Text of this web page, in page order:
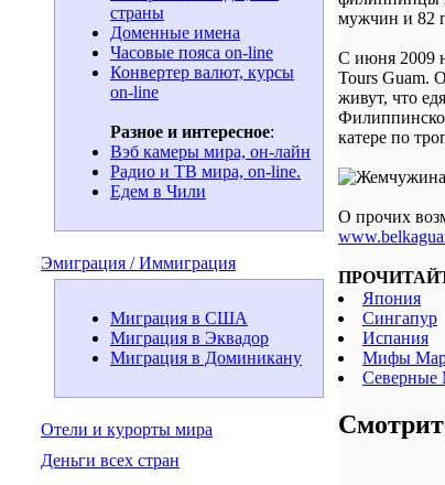
страны
Доменные имена
Часовые пояса on-line
Конвертер валют, курсы
on-line
Разное и интересное:
Вэб камеры мира, он-лайн
Радио и ТВ мира, on-line.
Едем в Чили
Эмиграция / Иммиграция
Миграция в США
Миграция в Эквадор
Миграция в Доминикану
Отели и курорты мира
Деньги всех стран
мужчин и 82
С июня 2009
Tours Guam.
живут, что
катере по
О прочих
Япония
Сингапур
Испания
Мифы
Северные